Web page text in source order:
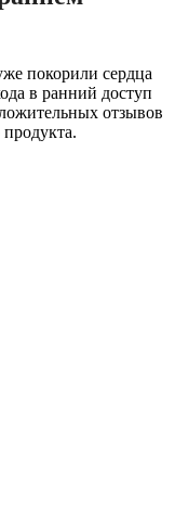
покорили сердца
в ранний доступ
отзывов